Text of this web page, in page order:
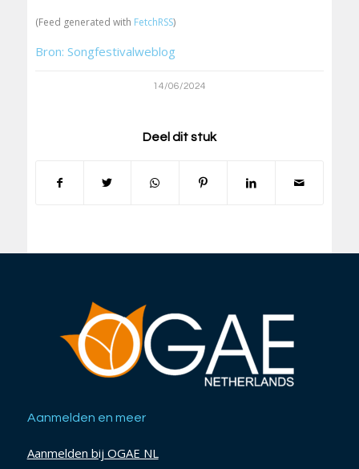
(Feed generated with FetchRSS)
Bron: Songfestivalweblog
14/06/2024
Deel dit stuk
Aanmelden en meer
Aanmelden bij OGAE NL